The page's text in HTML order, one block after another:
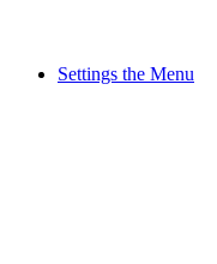
Settings the Menu